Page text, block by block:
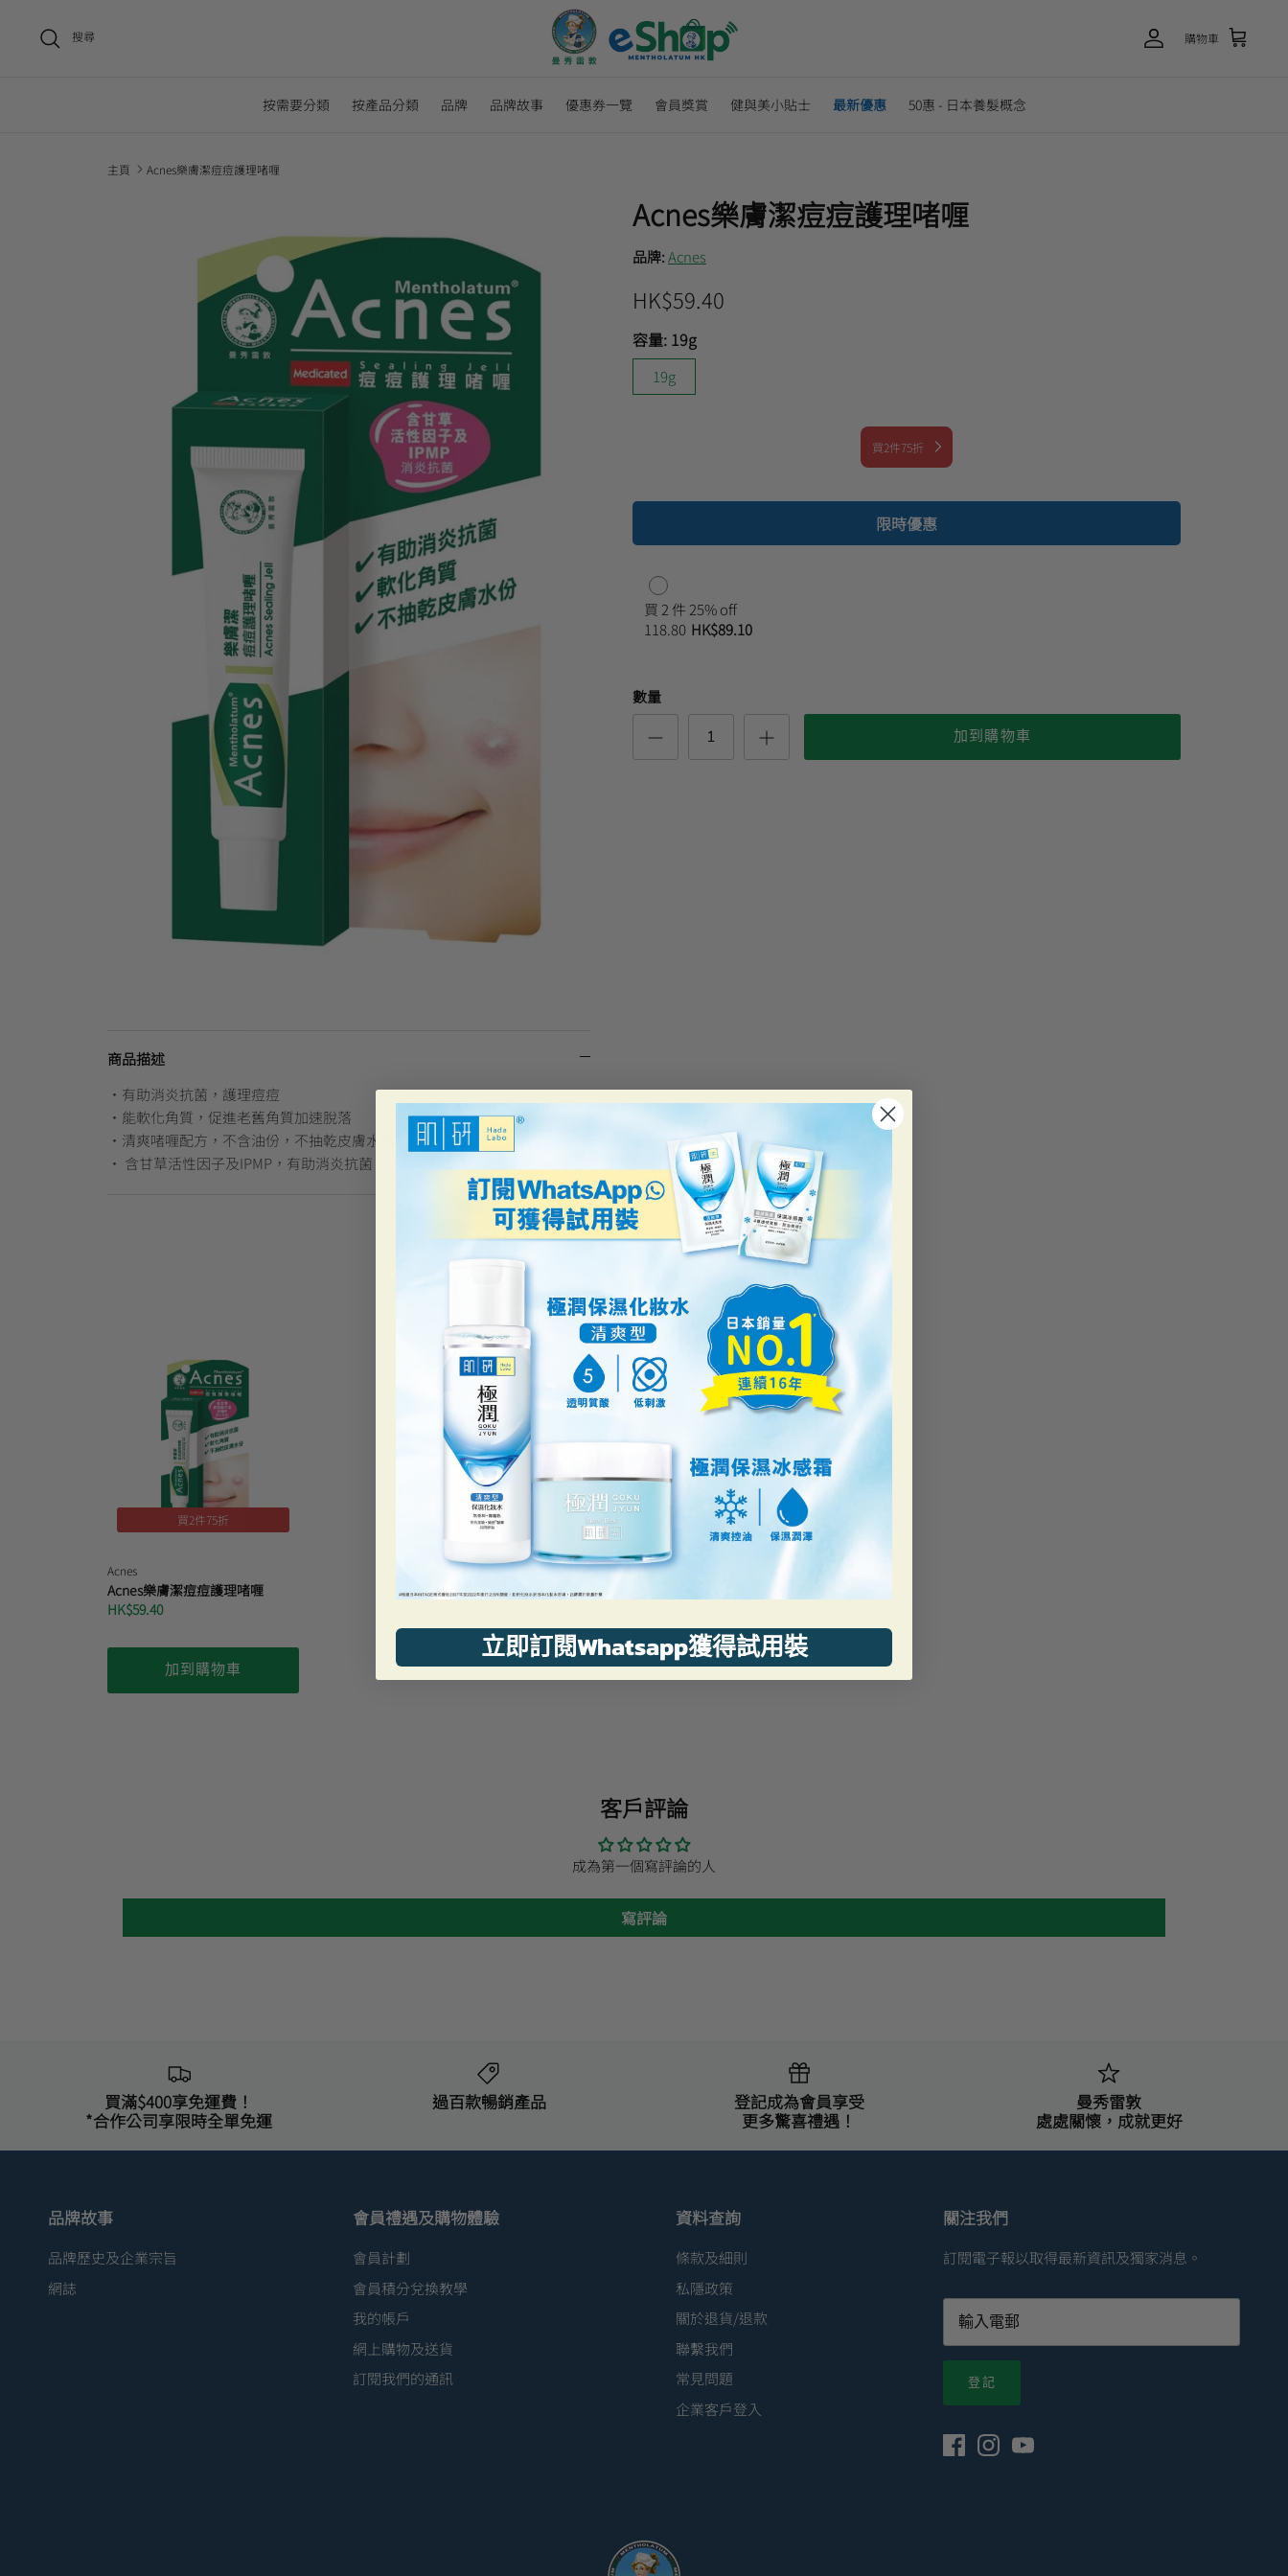
搜尋 購物車
按需要分類 按產品分類 品牌 品牌故事 優惠券一覽 會員獎賞 健與美小貼士 最新優惠 50惠 - 日本養髮概念
主頁 Acnes樂膚潔痘痘護理啫喱
商品描述
•有助消炎抗菌，護理痘痘
•能軟化角質，促進老舊角質加速脫落
•清爽啫喱配方，不含油份，不抽乾皮膚水份
• 含甘草活性因子及IPMP，有助消炎抗菌
Acnes樂膚潔痘痘護理啫喱
品牌:Acnes
HK$59.40
容量: 19g
19g
買2件75折
限時優惠
買 2 件 25% off
118.80 HK$89.10
數量
加到購物車
最近瀏覽過的
買2件75折
Acnes
Acnes樂膚潔痘痘護理啫喱
HK$59.40
加到購物車
客戶評論
成為第一個寫評論的人
寫評論
買滿$400享免運費！
*合作公司享限時全單免運
過百款暢銷產品
登記成為會員享受
更多驚喜禮遇！
曼秀雷敦
處處關懷，成就更好
品牌故事
品牌歷史及企業宗旨
網誌
會員禮遇及購物體驗
會員計劃
會員積分兌換教學
我的帳戶
網上購物及送貨
訂閱我們的通訊
資料查詢
條款及細則
私隱政策
關於退貨/退款
聯繫我們
常見問題
企業客戶登入
關注我們
訂閱電子報以取得最新資訊及獨家消息。
登記
立即訂閱Whatsapp獲得試用裝